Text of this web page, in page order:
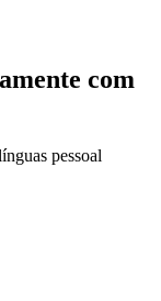
com
pessoal